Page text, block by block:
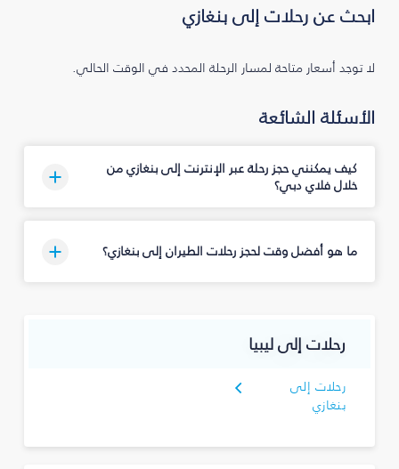
ابحث عن رحلات إلى بنغازي
لا توجد أسعار متاحة لمسار الرحلة المحدد في الوقت الحالي.
الأسئلة الشائعة
كيف يمكنني حجز رحلة عبر الإنترنت إلى بنغازي من
خلال فلاي دبي؟
ما هو أفضل وقت لحجز رحلات الطيران إلى بنغازي؟
رحلات إلى ليبيا
رحلات إلى
بنغازي